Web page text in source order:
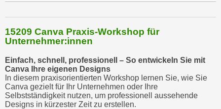
15209 Canva Praxis-Workshop für
Unternehmer:innen
Einfach, schnell, professionell – So entwickeln Sie mit
Canva Ihre eigenen Designs
In diesem praxisorientierten Workshop lernen Sie, wie Sie
Canva gezielt für Ihr Unternehmen oder Ihre
Selbstständigkeit nutzen, um professionell aussehende
Designs in kürzester Zeit zu erstellen.